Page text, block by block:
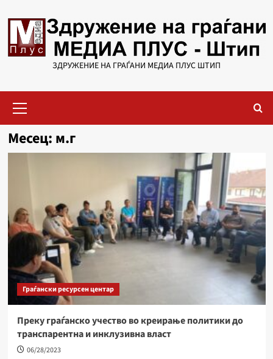
to
content
ЗДРУЖЕНИЕ НА ГРАЃАНИ МЕДИА ПЛУС ШТИП
Menu
Месец: м.г
Граѓански ресурсен центар
Преку граѓанско учество во креирање политики до
транспарентна и инклузивна власт
06/28/2023